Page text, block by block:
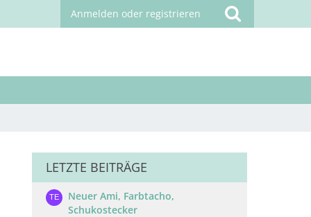
Anmelden oder registrieren
LETZTE BEITRÄGE
Neuer Ami, Farbtacho,
Schukostecker